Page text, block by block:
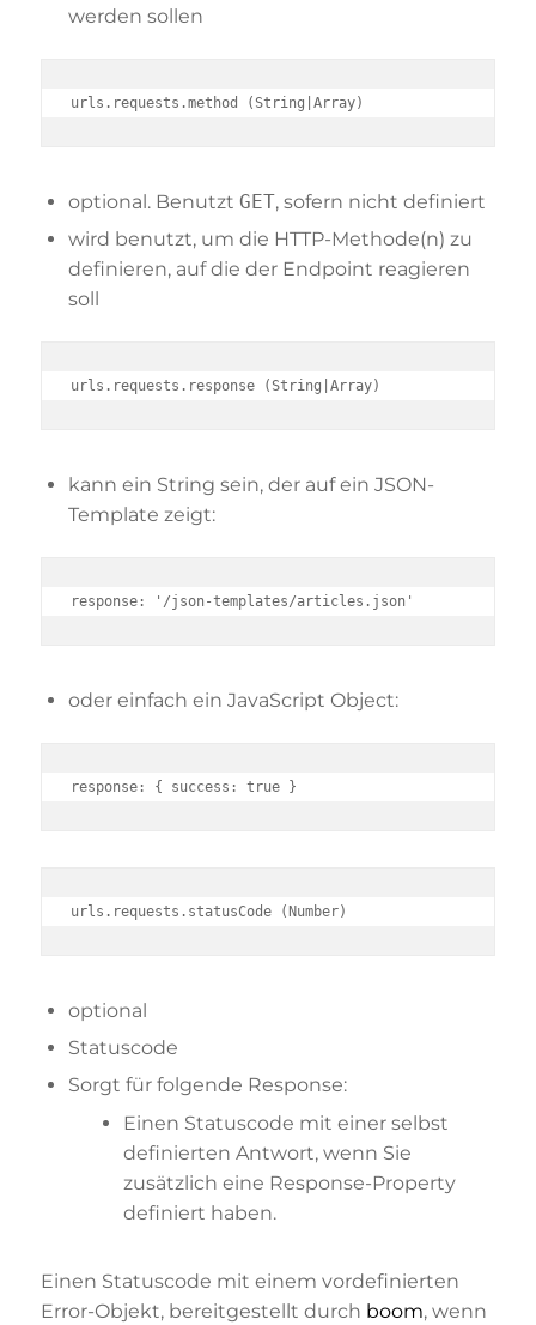
werden sollen
urls.requests.method (String|Array)
optional. Benutzt GET, sofern nicht definiert
wird benutzt, um die HTTP-Methode(n) zu
definieren, auf die der Endpoint reagieren
soll
urls.requests.response (String|Array)
kann ein String sein, der auf ein JSON-
Template zeigt:
response: '/json-templates/articles.json'
oder einfach ein JavaScript Object:
response: { success: true }
urls.requests.statusCode (Number)
optional
Statuscode
Sorgt für folgende Response:
Einen Statuscode mit einer selbst
definierten Antwort, wenn Sie
zusätzlich eine Response-Property
definiert haben.
Einen Statuscode mit einem vordefinierten
Error-Objekt, bereitgestellt durch boom, wenn